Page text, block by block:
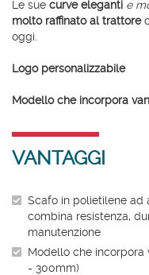
Le sue curve eleganti e
molto raffinato al trattore
oggi.
Logo personalizzabile
Modello che incorpora
VANTAGGI
Scafo in polietilene ad
combina resistenza,
manutenzione
Modello che incorpora
- 300mm)